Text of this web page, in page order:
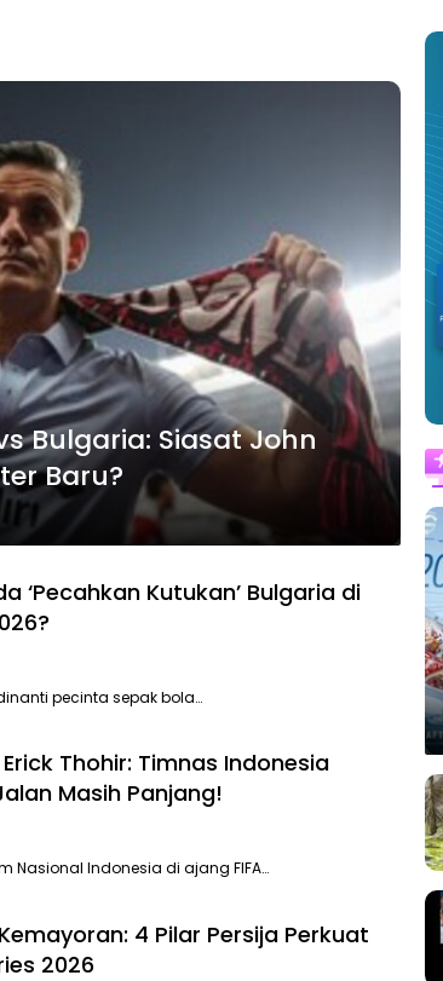
Bulgaria: Siasat John
Baru?
‘Pecahkan Kutukan’ Bulgaria di
pecinta sepak bola…
Thohir: Timnas Indonesia
Masih Panjang!
Nasional Indonesia di ajang FIFA…
4 Pilar Persija Perkuat
2026